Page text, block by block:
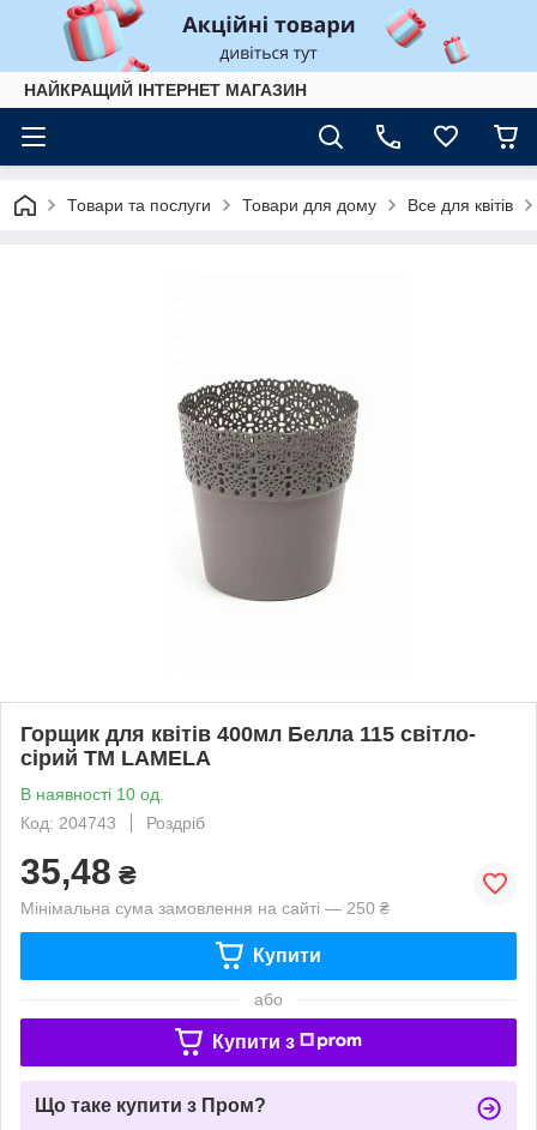
НАЙКРАЩИЙ ІНТЕРНЕТ МАГАЗИН
Товари та послуги Товари для дому Все для квітів
Горщик для квітів 400мл Белла 115 світло-
сірий ТМ LAMELA
В наявності 10 од.
Код: 204743
Роздріб
35,48 ₴
Мінімальна сума замовлення на сайті — 250 ₴
Купити
або
Купити з
Що таке купити з Пром?